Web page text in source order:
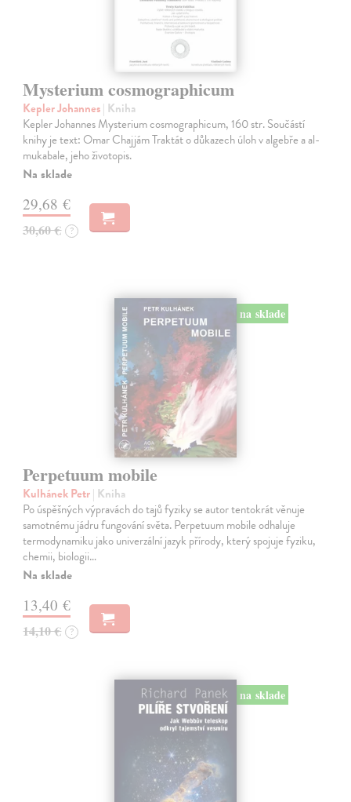
Mysterium cosmographicum
Kepler Johannes| Kniha
Kepler Johannes Mysterium cosmographicum, 160 str. Součástí
knihy je text: Omar Chajjám Traktát o důkazech úloh v algebře a al-
mukabale, jeho životopis.
Na sklade
29,68 €
30,60 € ?
na sklade
Perpetuum mobile
Kulhánek Petr| Kniha
Po úspěšných výpravách do tajů fyziky se autor tentokrát věnuje
samotnému jádru fungování světa. Perpetuum mobile odhaluje
termodynamiku jako univerzální jazyk přírody, který spojuje fyziku,
chemii, biologii…
Na sklade
13,40 €
14,10 € ?
na sklade